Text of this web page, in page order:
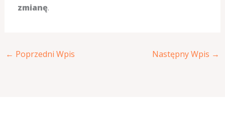
zmianę.
← Poprzedni Wpis Następny Wpis →